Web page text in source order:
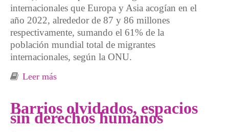
internacionales que Europa y Asia acogían en el
año 2022, alrededor de 87 y 86 millones
respectivamente, sumando el 61% de la
población mundial total de migrantes
internacionales, según la ONU.
Leer más
Barrios olvidados, espacios
sin derechos humanos